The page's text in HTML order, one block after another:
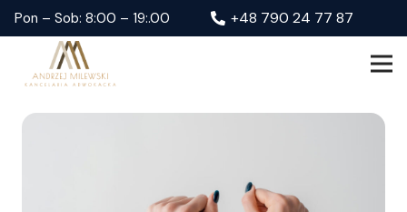
Pon – Sob: 8:00 – 19:.00 +48 790 24 77 87